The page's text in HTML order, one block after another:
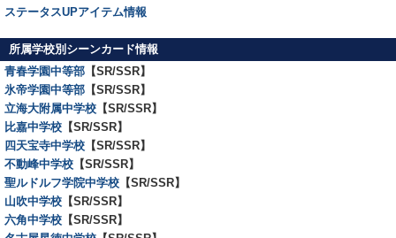
ステータスUPアイテム情報
所属学校別シーンカード情報
青春学園中等部 【SR/SSR】
氷帝学園中等部 【SR/SSR】
立海大附属中学校 【SR/SSR】
比嘉中学校 【SR/SSR】
四天宝寺中学校 【SR/SSR】
不動峰中学校 【SR/SSR】
聖ルドルフ学院中学校 【SR/SSR】
山吹中学校 【SR/SSR】
六角中学校 【SR/SSR】